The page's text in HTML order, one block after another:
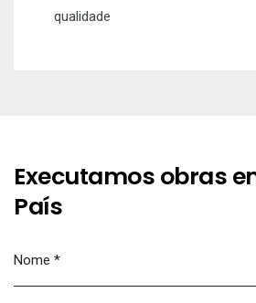
qualidade
Executamos obras
País